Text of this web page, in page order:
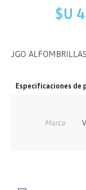
$U
JGO
Especificaciones de
Marca